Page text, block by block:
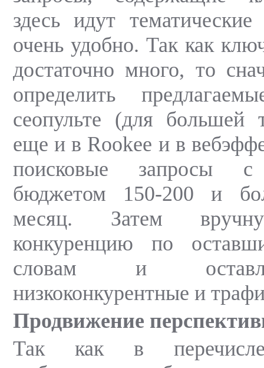
здесь идут
очень удобно. Так как
достаточно много, то
определить
сеопульте (для большей
еще и в Rookee и в
поисковые запросы с
бюджетом 150-200 и
месяц. Затем
конкуренцию по
словам и
низкоконкурентные и
Продвижение
Так как в